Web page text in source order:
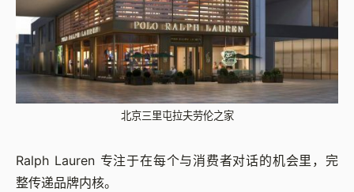
北京三里屯拉夫劳伦之家
Ralph Lauren 专注于在每个与消费者对话的机会里，完
整传递品牌内核。